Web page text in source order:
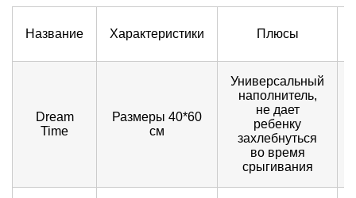
Название Характеристики Плюсы
Dream
Time
Размеры 40*60
см
Универсальный
наполнитель,
не дает
ребенку
захлебнуться
во время
срыгивания